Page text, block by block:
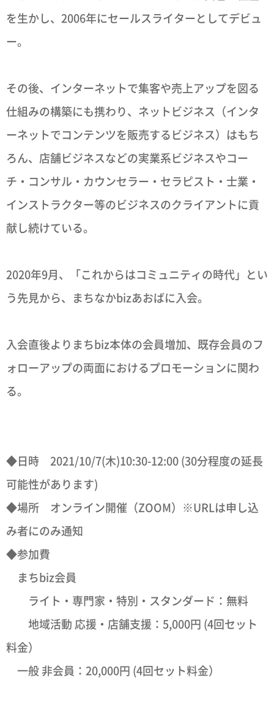
を生かし、2006年にセールスライターとしてデビュ
ー。
その後、インターネットで集客や売上アップを図る
仕組みの構築にも携わり、ネットビジネス（インタ
ーネットでコンテンツを販売するビジネス）はもち
ろん、店舗ビジネスなどの実業系ビジネスやコー
チ・コンサル・カウンセラー・セラピスト・士業・
インストラクター等のビジネスのクライアントに貢
献し続けている。
2020年9月、「これからはコミュニティの時代」とい
う先見から、まちなかbizあおばに入会。
入会直後よりまちbiz本体の会員増加、既存会員のフ
ォローアップの両面におけるプロモーションに関わ
る。
◆日時 2021/10/7(木)10:30-12:00 (30分程度の延長
可能性があります)
◆場所 オンライン開催（ZOOM）※URLは申し込
み者にのみ通知
◆参加費
まちbiz会員
ライト・専門家・特別・スタンダード：無料
地域活動 応援・店舗支援：5,000円 (4回セット
料金）
一般 非会員：20,000円 (4回セット料金）